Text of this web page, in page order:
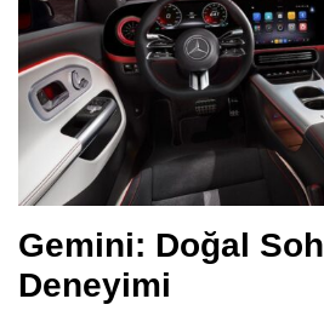
Gemini: Doğal
Deneyimi